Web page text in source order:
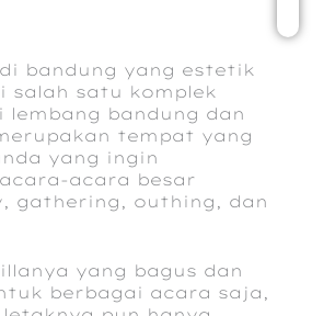
bandung yang estetik
salah satu komplek
lembang bandung dan
tempat yang
yang ingin
acara besar
gathering, outhing, dan
yang bagus dan
berbagai acara saja,